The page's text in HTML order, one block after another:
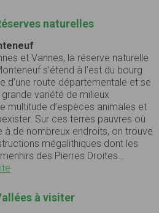
naturelles
et Vannes, la réserve naturelle
s’étend à l’est du bourg
d’une route départementale et se
variété de milieux
multitude d’espèces animales et
Sur ces terres pauvres où
à de nombreux endroits, on trouve
mégalithiques dont les
des Pierres Droites…
à visiter